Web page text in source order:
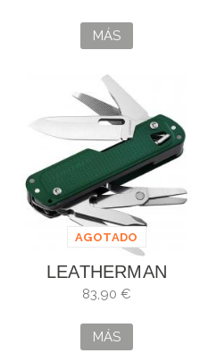
CHARGE TTI PLUS
MÁS
AGOTADO
LEATHERMAN
FREE T4 VERDE
83,90 €
MÁS